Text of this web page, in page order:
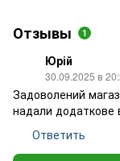
Отзывы 1
Юрій
30.09.2025 в
Задоволений
надали додаткове
Ответить